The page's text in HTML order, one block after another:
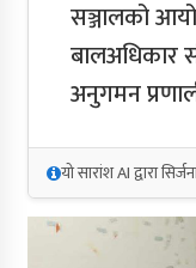
सञ्जालको
बालअधिकार
अनुगमन
यो सारांश AI द्वारा